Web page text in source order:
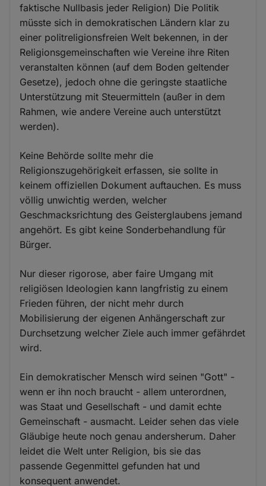
faktische Nullbasis jeder Religion) Die Politik
müsste sich in demokratischen Ländern klar zu
einer politreligionsfreien Welt bekennen, in der
Religionsgemeinschaften wie Vereine ihre Riten
veranstalten können (auf dem Boden geltender
Gesetze), jedoch ohne die geringste staatliche
Unterstützung mit Steuermitteln (außer in dem
Rahmen, wie andere Vereine auch unterstützt
werden).
Keine Behörde sollte mehr die
Religionszugehörigkeit erfassen, sie sollte in
keinem offiziellen Dokument auftauchen. Es muss
völlig unwichtig werden, welcher
Geschmacksrichtung des Geisterglaubens jemand
angehört. Es gibt keine Sonderbehandlung für
Bürger.
Nur dieser rigorose, aber faire Umgang mit
religiösen Ideologien kann langfristig zu einem
Frieden führen, der nicht mehr durch
Mobilisierung der eigenen Anhängerschaft zur
Durchsetzung welcher Ziele auch immer gefährdet
wird.
Ein demokratischer Mensch wird seinen "Gott" -
wenn er ihn noch braucht - allem unterordnen,
was Staat und Gesellschaft - und damit echte
Gemeinschaft - ausmacht. Leider sehen das viele
Gläubige heute noch genau andersherum. Daher
leidet die Welt unter Religion, bis sie das
passende Gegenmittel gefunden hat und
konsequent anwendet.